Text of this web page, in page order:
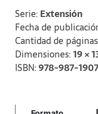
castigo -si bien aún
discursos actuales-
científicas de estos
El estudio explora y
de mujeres de
residentes en la
Serie: Extensión
Fecha de
Cantidad de
Dimensiones:19 ×
ISBN:978-987-